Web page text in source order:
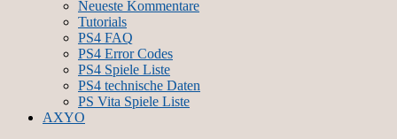
Neueste Kommentare
Tutorials
PS4 FAQ
PS4 Error Codes
PS4 Spiele Liste
PS4 technische Daten
PS Vita Spiele Liste
AXYO